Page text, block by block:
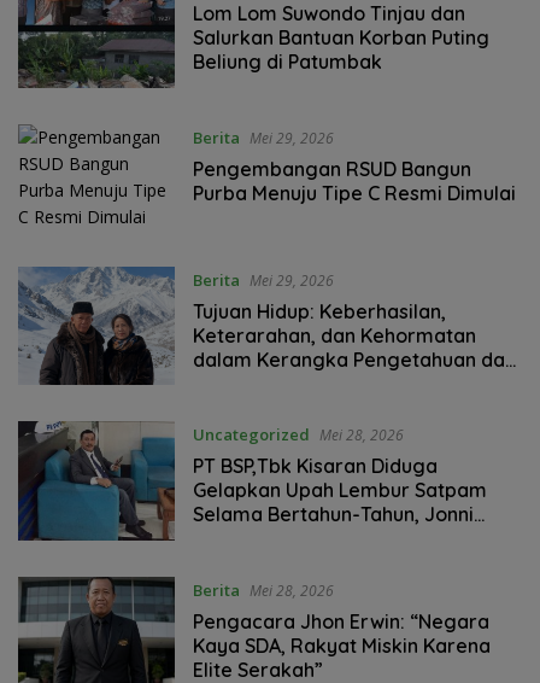
Lom Lom Suwondo Tinjau dan
Salurkan Bantuan Korban Puting
Beliung di Patumbak
Berita Mei 29, 2026
Pengembangan RSUD Bangun
Purba Menuju Tipe C Resmi Dimulai
Berita Mei 29, 2026
Tujuan Hidup: Keberhasilan,
Keterarahan, dan Kehormatan
dalam Kerangka Pengetahuan dan
Uncategorized Mei 28, 2026
PT BSP,Tbk Kisaran Diduga
Gelapkan Upah Lembur Satpam
Selama Bertahun-Tahun, Jonni
Berita Mei 28, 2026
Pengacara Jhon Erwin: “Negara
Kaya SDA, Rakyat Miskin Karena
Elite Serakah”